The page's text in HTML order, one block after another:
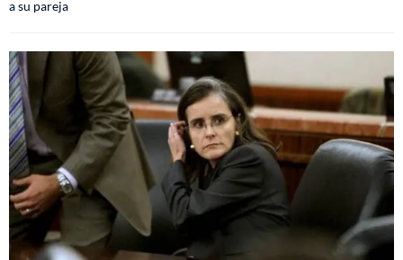
a su pareja